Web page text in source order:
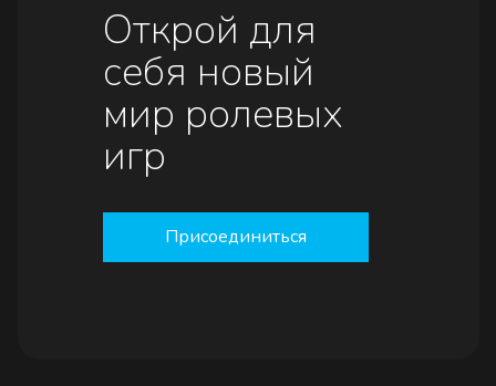
Открой для
себя новый
мир ролевых
игр
Присоединиться